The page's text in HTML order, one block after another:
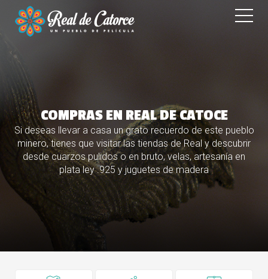
COMPRAS EN REAL DE CATOCE
Si deseas llevar a casa un grato recuerdo de este pueblo
minero, tienes que visitar las tiendas de Real y descubrir
desde cuarzos pulidos o en bruto, velas, artesanía en
plata ley .925 y juguetes de madera